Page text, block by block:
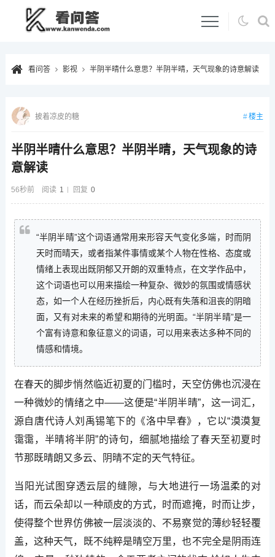
看问答 影视 半阴半晴什么意思？半阴半晴，天气现象的诗意解读
半阴半晴什么意思？半阴半晴，天气现象的诗
意解读
56秒前 阅读 1 回复 0
披着凉皮的糖 楼主
“半阴半晴”这个词语通常用来形容天气变化多端，时而阴
天时而晴天，或者指某件事情或某个人物在性格、态度或
情绪上表现出既阴郁又开朗的双重特点，在文学作品中，
这个词语也可以用来描绘一种复杂、微妙的氛围或情感状
态，如一个人在经历挫折后，内心既有失落和沮丧的阴暗
面，又有对未来的希望和期待的光明面。“半阴半晴”是一
个富有诗意和象征意义的词语，可以用来表达多种不同的
情感和情境。
在春天的脚步悄然临近初夏的门槛时，天空仿佛也沉浸在
一种微妙的情绪之中——这便是“半阴半晴”，这一词汇，
源自唐代诗人刘禹锡笔下的《洛中早春》，它以“漠漠复
霭霭，半晴将半阴”的诗句，细腻地描绘了春天至初夏时
节那既晴朗又多云、阴晴不定的天气特征。
当阳光试图穿透云层的缝隙，与大地进行一场温柔的对
话，而云朵却以一种顽皮的方式，时而遮掩，时而让步，
使得整个世界仿佛被一层淡淡的、不易察觉的薄纱轻轻覆
盖，这种天气，既不纯粹是晴空万里，也不完全是阴雨连